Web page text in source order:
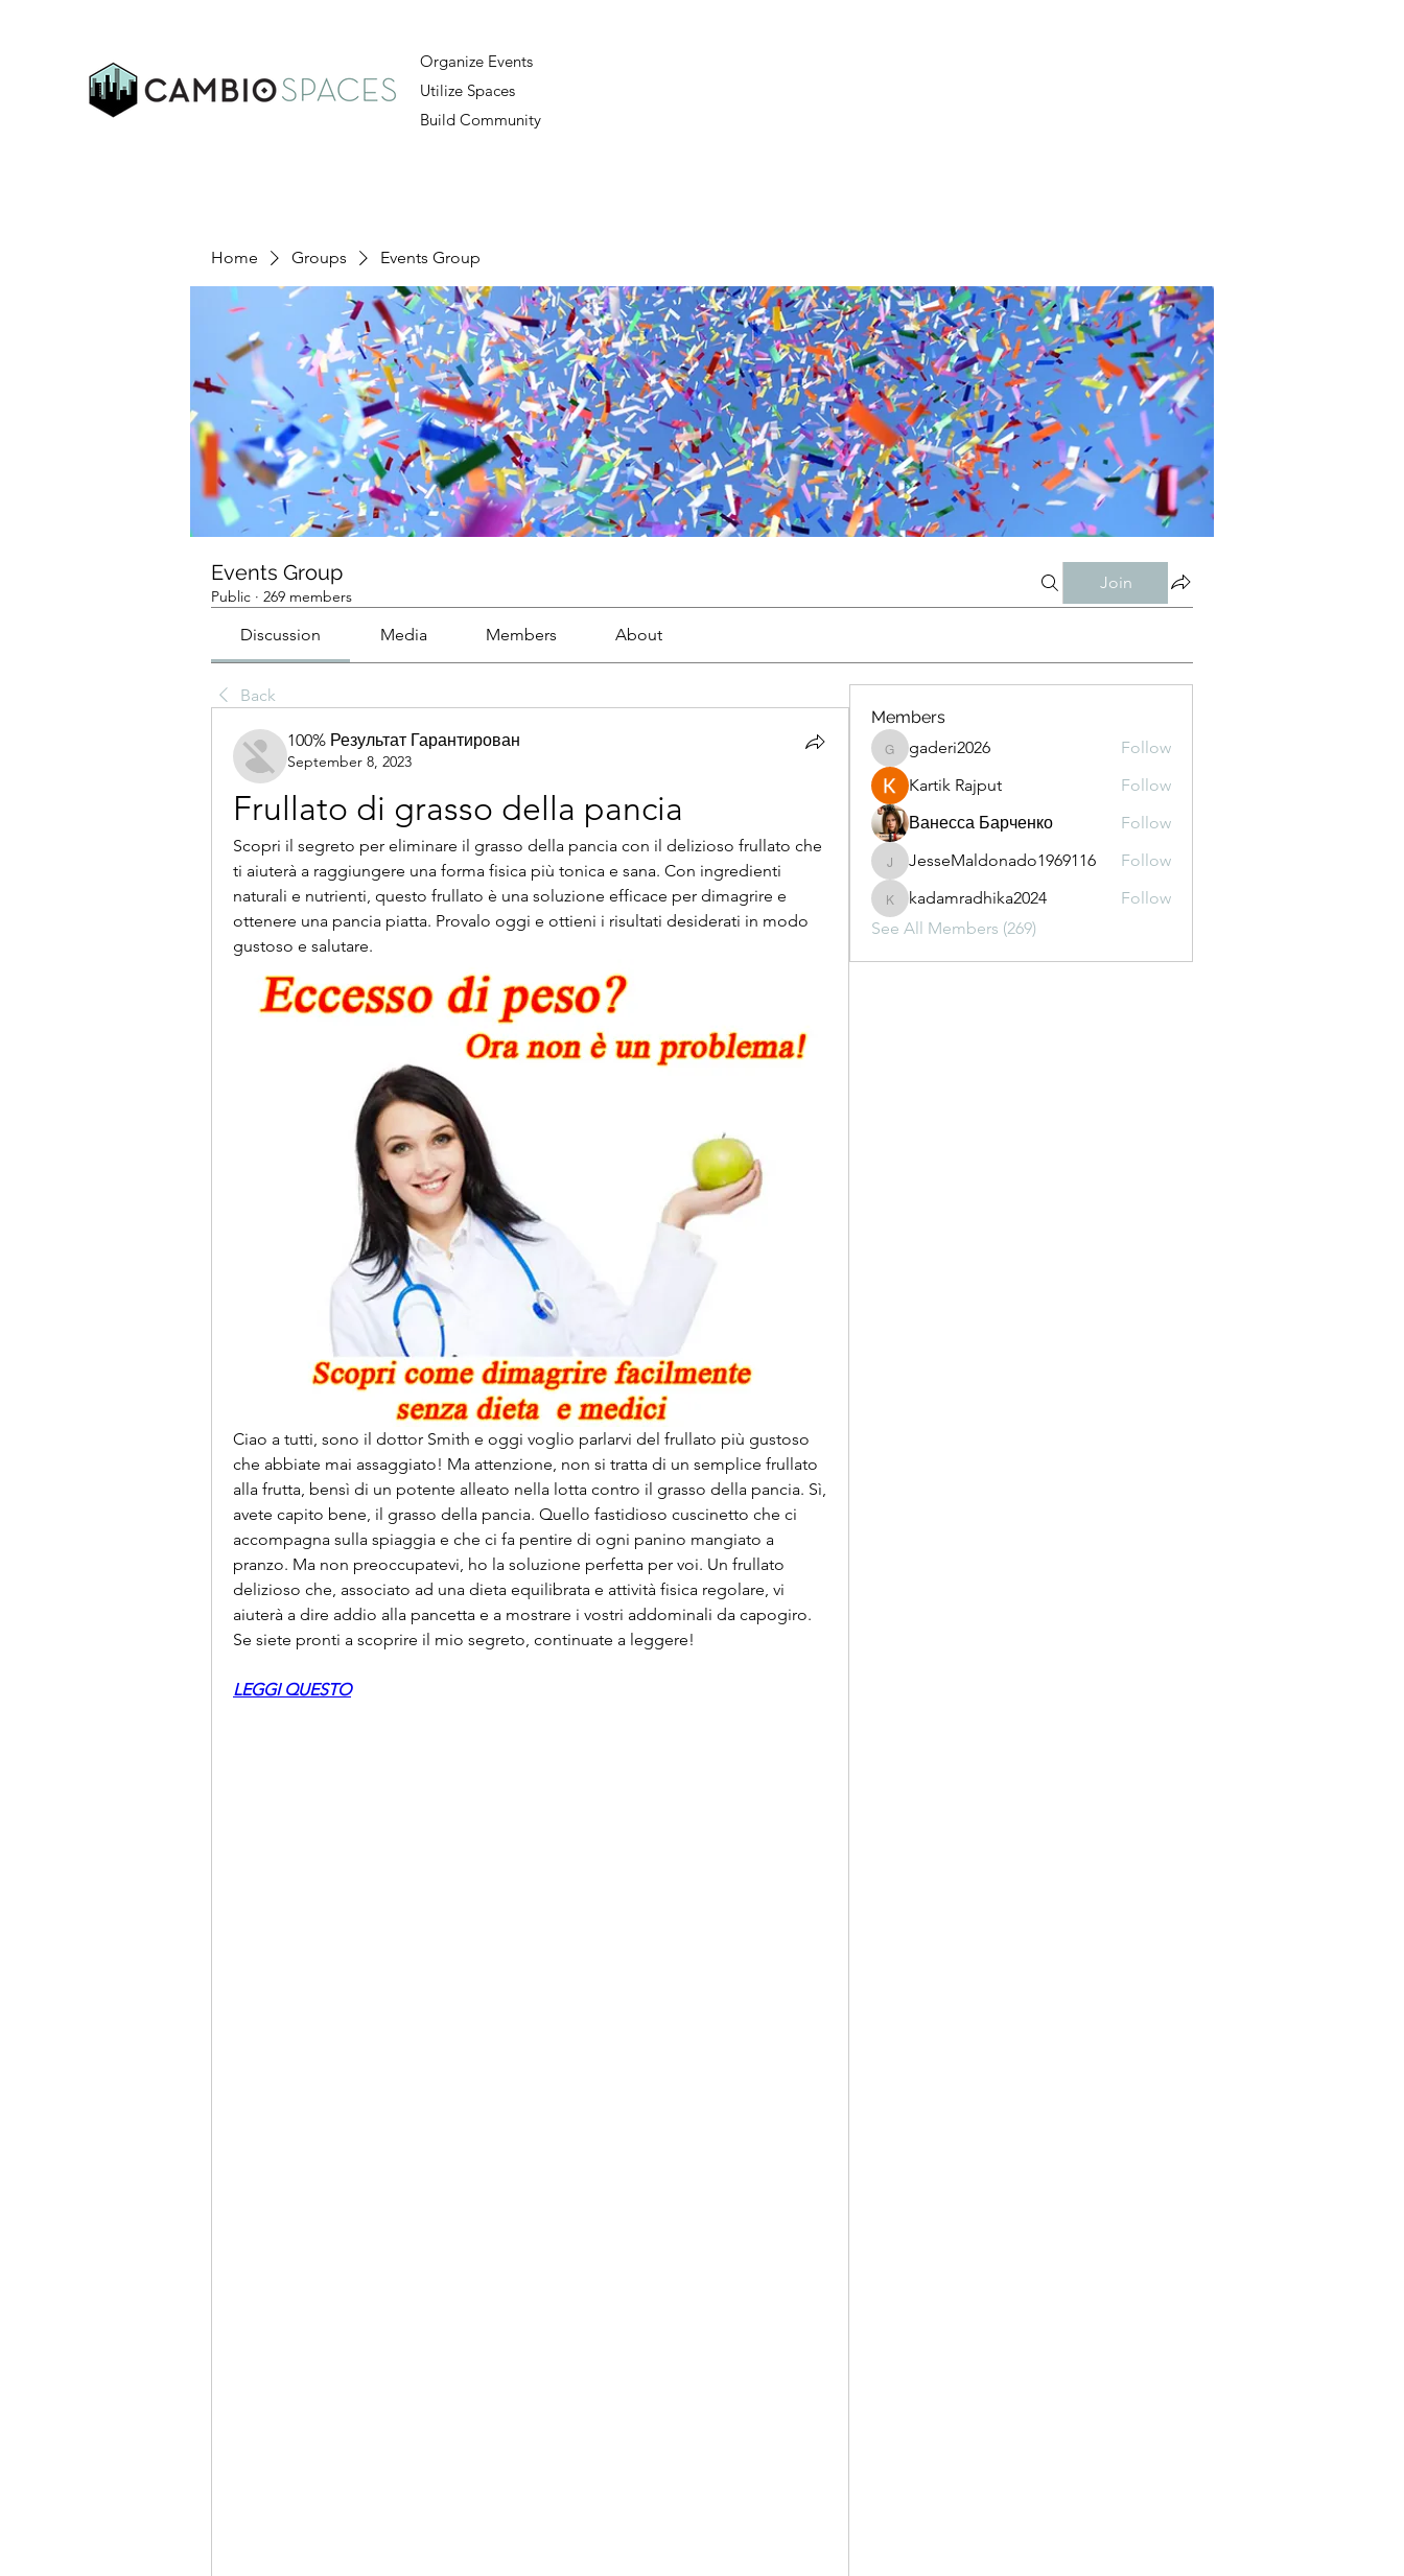
Organize Events
Utilize Spaces
Build Community
Home Groups Events Group
Events Group
Public · 269 members
Join
Discussion Media Members About
Back
100% Результат Гарантирован
September 8, 2023
Frullato di grasso della pancia
Scopri il segreto per eliminare il grasso della pancia con il delizioso frullato che
ti aiuterà a raggiungere una forma fisica più tonica e sana. Con ingredienti
naturali e nutrienti, questo frullato è una soluzione efficace per dimagrire e
ottenere una pancia piatta. Provalo oggi e ottieni i risultati desiderati in modo
gustoso e salutare.
Ciao a tutti, sono il dottor Smith e oggi voglio parlarvi del frullato più gustoso
che abbiate mai assaggiato! Ma attenzione, non si tratta di un semplice frullato
alla frutta, bensì di un potente alleato nella lotta contro il grasso della pancia. Sì,
avete capito bene, il grasso della pancia. Quello fastidioso cuscinetto che ci
accompagna sulla spiaggia e che ci fa pentire di ogni panino mangiato a
pranzo. Ma non preoccupatevi, ho la soluzione perfetta per voi. Un frullato
delizioso che, associato ad una dieta equilibrata e attività fisica regolare, vi
aiuterà a dire addio alla pancetta e a mostrare i vostri addominali da capogiro.
Se siete pronti a scoprire il mio segreto, continuate a leggere!
LEGGI QUESTO
Members
gaderi2026
gaderi2026
Follow
Kartik Rajput
Follow
Ванесса Барченко
Follow
JesseMaldonado1969116
JesseMaldonado1969116 Follow
kadamradhika2024
kadamradhika2024
Follow
See All Members (269)